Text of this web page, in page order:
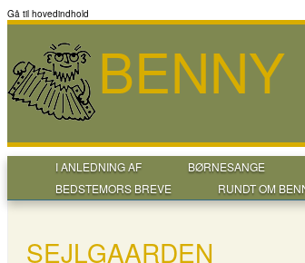
Gå til hovedindhold
I ANLEDNING AF BØRNESANGE
BEDSTEMORS BREVE
RUNDT OM
SEJLGAARDEN